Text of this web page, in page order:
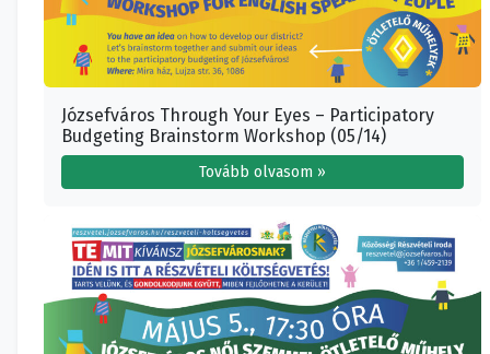
Józsefváros Through Your Eyes – Participatory
Budgeting Brainstorm Workshop (05/14)
Tovább olvasom »